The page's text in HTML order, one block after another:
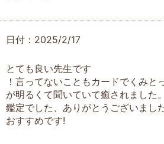
日付：2025/2/17
とても良い先生です
！言ってないこともカードでくみと
が明るくて聞いていて癒されました
鑑定でした、ありがとうございました
おすすめです!